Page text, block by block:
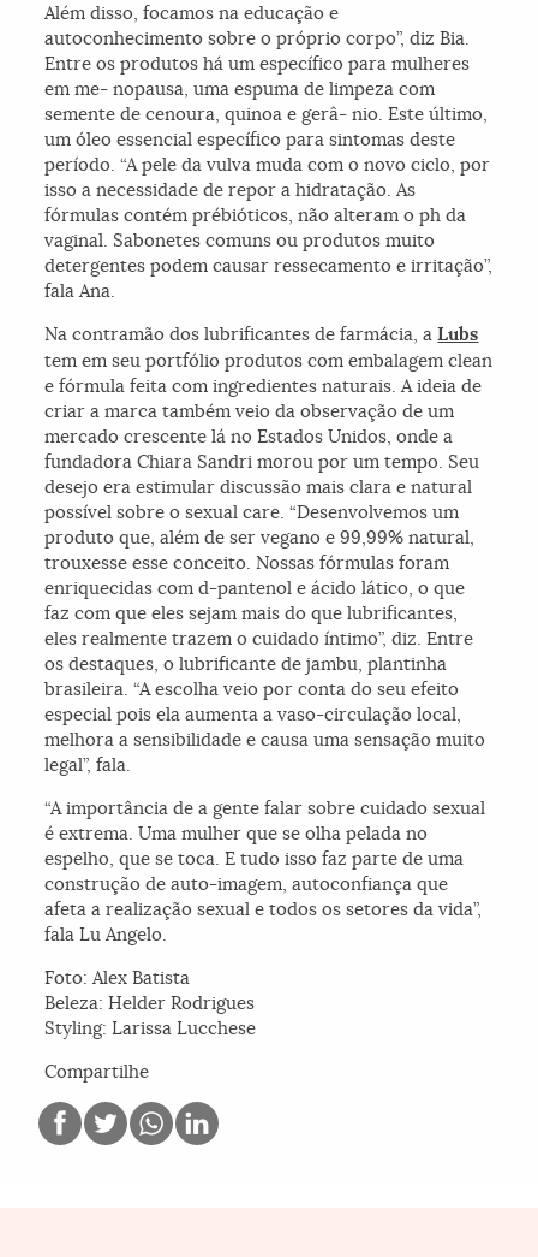
Além disso, focamos na educação e
autoconhecimento sobre o próprio corpo”, diz Bia.
Entre os produtos há um específico para mulheres
em me- nopausa, uma espuma de limpeza com
semente de cenoura, quinoa e gerâ- nio. Este último,
um óleo essencial específico para sintomas deste
período. “A pele da vulva muda com o novo ciclo, por
isso a necessidade de repor a hidratação. As
fórmulas contém prébióticos, não alteram o ph da
vaginal. Sabonetes comuns ou produtos muito
detergentes podem causar ressecamento e irritação”,
fala Ana.
Na contramão dos lubrificantes de farmácia, aLubs
tem em seu portfólio produtos com embalagem clean
e fórmula feita com ingredientes naturais. A ideia de
criar a marca também veio da observação de um
mercado crescente lá no Estados Unidos, onde a
fundadora Chiara Sandri morou por um tempo. Seu
desejo era estimular discussão mais clara e natural
possível sobre o sexual care. “Desenvolvemos um
produto que, além de ser vegano e 99,99% natural,
trouxesse esse conceito. Nossas fórmulas foram
enriquecidas com d-pantenol e ácido lático, o que
faz com que eles sejam mais do que lubrificantes,
eles realmente trazem o cuidado íntimo”, diz. Entre
os destaques, o lubrificante de jambu, plantinha
brasileira. “A escolha veio por conta do seu efeito
especial pois ela aumenta a vaso-circulação local,
melhora a sensibilidade e causa uma sensação muito
legal”, fala.
“A importância de a gente falar sobre cuidado sexual
é extrema. Uma mulher que se olha pelada no
espelho, que se toca. E tudo isso faz parte de uma
construção de auto-imagem, autoconfiança que
afeta a realização sexual e todos os setores da vida”,
fala Lu Angelo.
Foto: Alex Batista
Beleza: Helder Rodrigues
Styling: Larissa Lucchese
Compartilhe